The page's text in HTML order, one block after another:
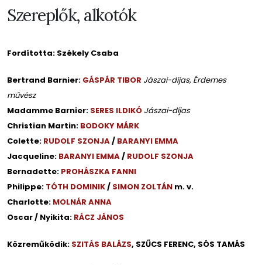
Szereplők, alkotók
Fordította: Székely Csaba
Bertrand Barnier: GÁSPÁR TIBOR Jászai-díjas, Érdemes
művész
Madamme Barnier: SERES ILDIKÓ Jászai-díjas
Christian Martin: BODOKY MÁRK
Colette: RUDOLF SZONJA/ BARANYI EMMA
Jacqueline: BARANYI EMMA/ RUDOLF SZONJA
Bernadette: PROHÁSZKA FANNI
Philippe: TÓTH DOMINIK/ SIMON ZOLTÁN m. v.
Charlotte: MOLNÁR ANNA
Oscar / Nyikita: RÁCZ JÁNOS
Közreműködik: SZITÁS BALÁZS, SZŰCS FERENC, SÓS TAMÁS